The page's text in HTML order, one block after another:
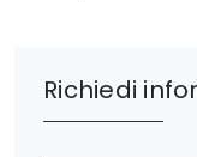
Richiedi